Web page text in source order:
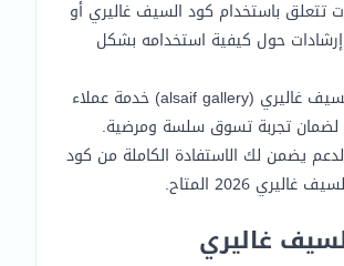
تتعلق باستخدام كود السيف غاليري أو
حول كيفية استخدامه بشكل
يوفر السيف غاليري (alsaif gallery) خدمة عملاء
لضمان تجربة تسوق سلسة ومرضية.
يضمن لك الاستفادة الكاملة من كود
2026 المتاح.
غاليري